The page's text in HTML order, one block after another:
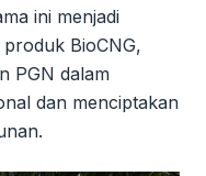
ini menjadi
BioCNG,
PGN dalam
dan menciptakan